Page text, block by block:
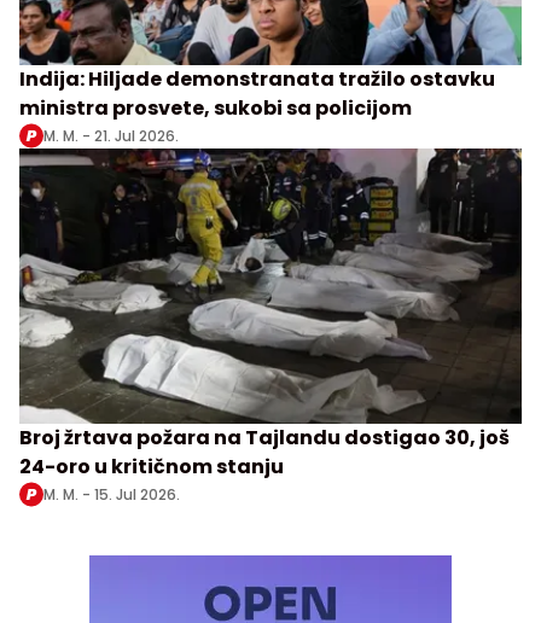
Indija: Hiljade demonstranata tražilo ostavku
ministra prosvete, sukobi sa policijom
M. M. - 21. Jul 2026.
Broj žrtava požara na Tajlandu dostigao 30, još
24-oro u kritičnom stanju
M. M. - 15. Jul 2026.